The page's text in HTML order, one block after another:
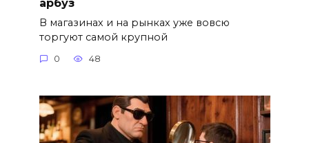
В магазинах и на рынках уже вовсю
торгуют самой крупной
0 48